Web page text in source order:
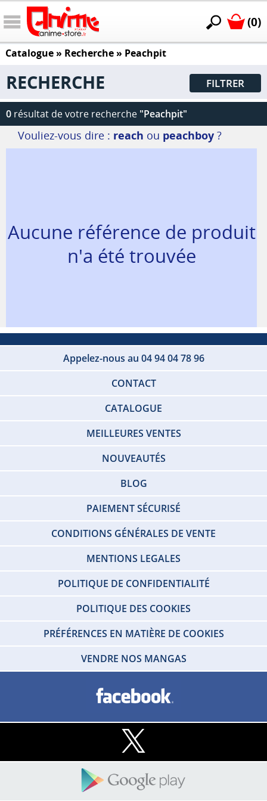
(0)
Catalogue» Recherche » Peachpit
RECHERCHE FILTRER
0 résultat de votre recherche "Peachpit"
Vouliez-vous dire : reach ou peachboy ?
Aucune référence de produit
n'a été trouvée
Appelez-nous au 04 94 04 78 96
CONTACT
CATALOGUE
MEILLEURES VENTES
NOUVEAUTÉS
BLOG
PAIEMENT SÉCURISÉ
CONDITIONS GÉNÉRALES DE VENTE
MENTIONS LEGALES
POLITIQUE DE CONFIDENTIALITÉ
POLITIQUE DES COOKIES
PRÉFÉRENCES EN MATIÈRE DE COOKIES
VENDRE NOS MANGAS